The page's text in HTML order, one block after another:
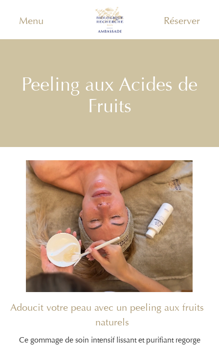
Menu Réserver
Peeling aux Acides de
Fruits
Adoucit votre peau avec un peeling aux fruits
naturels
Ce gommage de soin intensif lissant et purifiant regorge